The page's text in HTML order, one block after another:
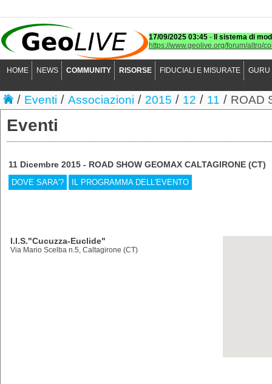
17/09/2025 03:45 -
Il sistema di
https://www.geolive.org/forum/altro/
HOME NEWS COMMUNITY RISORSE FIDUCIALI E MISURATE GURU
/ Eventi / Associazioni / 2015 / 12 / 11 / ROAD
Eventi
11 Dicembre 2015 - ROAD SHOW GEOMAX CALTAGIRONE (CT)
DOVE SARA'? IL PROGRAMMA DELL'EVENTO
I.I.S."Cucuzza-Euclide"
Via Mario Scelba n.5, Caltagirone (CT)